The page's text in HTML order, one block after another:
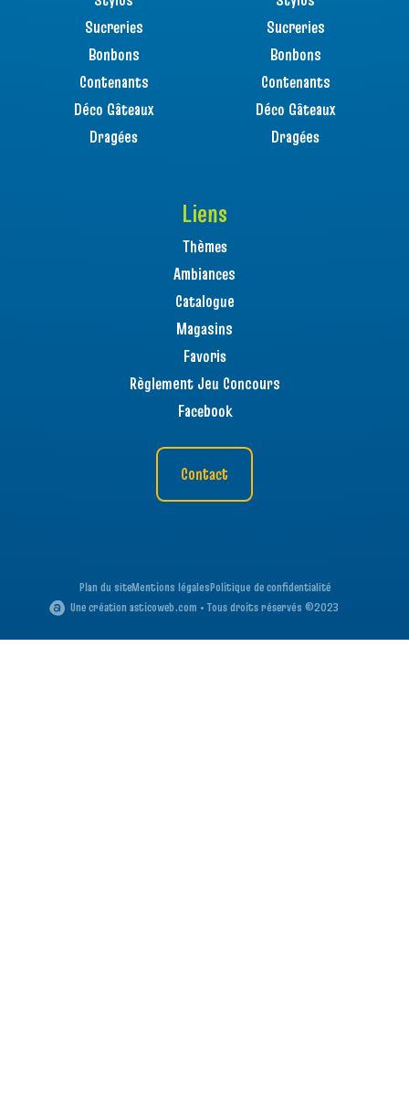
Sucreries
Bonbons
Contenants
Déco Gâteaux
Dragées
Sucreries
Bonbons
Contenants
Déco Gâteaux
Dragées
Liens
Thèmes
Ambiances
Catalogue
Magasins
Favoris
Règlement Jeu Concours
Facebook
Contact
Plan du siteMentions légalesPolitique de confidentialité
Une création asticoweb.com • Tous droits réservés ©2023